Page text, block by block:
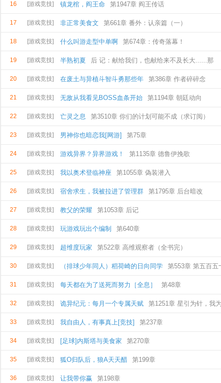
16 [游戏竞技] 镇龙棺，阎王命 第1947章 阎王传话
17 [游戏竞技] 非正常美食文 第661章 番外：认亲篇（一）
18 [游戏竞技] 什么叫游走型中单啊 第674章：传奇落幕！
19 [游戏竞技] 半熟初夏 后 记：献给我们，也献给来不及长大......那
20 [游戏竞技] 在废土与异植斗智斗勇那些年 第386章 作者碎碎念
21 [游戏竞技] 无敌从我看见BOSS血条开始 第1194章 朝廷动向
22 [游戏竞技] 亡灵之息 第3510章 你们的计划可能不成（求订阅）
23 [游戏竞技] 男神你也暗恋我[网游] 第75章
24 [游戏竞技] 游戏异界？异界游戏！ 第1135章 德鲁伊挽歌
25 [游戏竞技] 我以奥术登临神座 第1055章 偽装潜入
26 [游戏竞技] 宿舍求生，我被拉进了管理群 第1795章 后台暗改
27 [游戏竞技] 教父的荣耀 第1053章 后记
28 [游戏竞技] 玩游戏玩出个编制 第640章
29 [游戏竞技] 超维度玩家 第522章 高维观察者（全书完）
30 [游戏竞技] （排球少年同人）稻荷崎的日向同学 第553章 第五百五
31 [游戏竞技] 每天都在为了送死而努力［全息］ 第48章
32 [游戏竞技] 诡异纪元：每月一个专属天赋 第1251章 星引为针，我
33 [游戏竞技] 我自由人，有事真上[竞技] 第237章
34 [游戏竞技] [足球]内斯塔与美食家 第270章
35 [游戏竞技] 狐O归队后，狼A天天醋 第199章
36 [游戏竞技] 让我带你赢 第198章